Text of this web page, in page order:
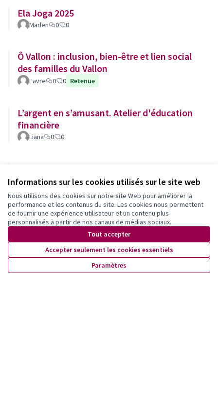
Informations sur les cookies utilisés sur le site web
Nous utilisons des cookies sur notre site Web pour améliorer la
performance et les contenus du site. Les cookies nous permettent
de fournir une expérience utilisateur et un contenu plus
personnalisés à partir de nos canaux de médias sociaux.
Tout accepter
Accepter seulement les cookies essentiels
Paramètres
Ela Joga 2025
Marlen 0 0
Ô Vallon : inclusion, bien-être et lien social
des familles du Vallon
Favre 0 0 Retenue
L’argent en s’amusant. Atelier d'éducation
financière
Liana 0 0
À l’uni-sens 0 0 Retenue
2ème Grande Rencontre des parentalités
queer, féministes et complices
0 Retenue
Contes d'ici et d'ailleurs